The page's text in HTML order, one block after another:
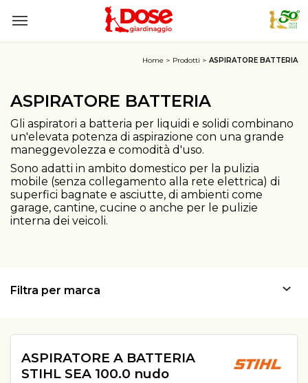
Home Prodotti ASPIRATORE BATTERIA
ASPIRATORE BATTERIA
Gli aspiratori a batteria per liquidi e solidi combinano
un'elevata potenza di aspirazione con una grande
maneggevolezza e comodità d'uso.
Sono adatti in ambito domestico per la pulizia
mobile (senza collegamento alla rete elettrica) di
superfici bagnate e asciutte, di ambienti come
garage, cantine, cucine o anche per le pulizie
interna dei veicoli.
Filtra per marca
ASPIRATORE A BATTERIA
STIHL SEA 100.0 nudo